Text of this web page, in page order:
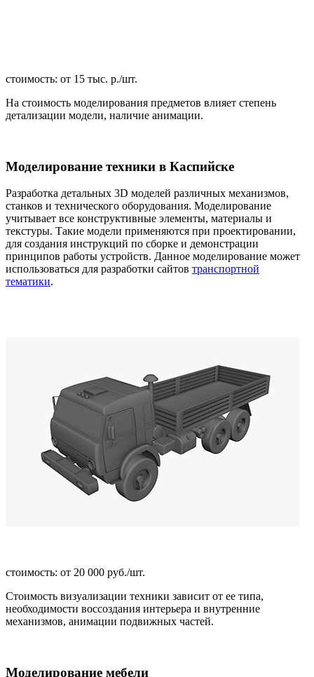
стоимость: от 15 тыс. р./шт.
На стоимость моделирования предметов влияет степень
детализации модели, наличие анимации.
Моделирование техники в Каспийске
Разработка детальных 3D моделей различных механизмов,
станков и технического оборудования. Моделирование
учитывает все конструктивные элементы, материалы и
текстуры. Такие модели применяются при проектировании,
для создания инструкций по сборке и демонстрации
принципов работы устройств. Данное моделирование может
использоваться для разработки сайтов транспортной
тематики.
стоимость: от 20 000 руб./шт.
Стоимость визуализации техники зависит от ее типа,
необходимости воссоздания интерьера и внутренние
механизмов, анимации подвижных частей.
Моделирование мебели